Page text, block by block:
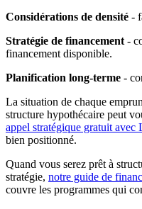
Considérations de densité -
Stratégie de financement -
financement disponible.
Planification long-terme -
La situation de chaque
structure hypothécaire peut
appel stratégique gratuit avec
bien positionné.
Quand vous serez prêt à
stratégie, notre guide de
couvre les programmes qui